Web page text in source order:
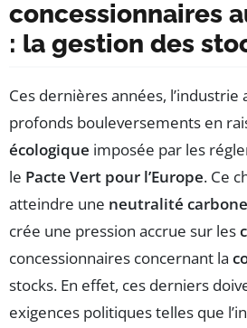
concessionnaires
: la gestion des
Ces dernières années,
profonds bouleversements en
écologique imposée par les
le Pacte Vert pour l’Europe. Ce
atteindre une neutralité carbone
crée une pression accrue sur les
concessionnaires concernant la
stocks. En effet, ces derniers
exigences politiques telles que